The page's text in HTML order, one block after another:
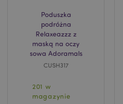
Poduszka
podróżna
Relaxeazzz z
maską na oczy
sowa Adoramals
CUSH317
201 w
magazynie
mage-messages